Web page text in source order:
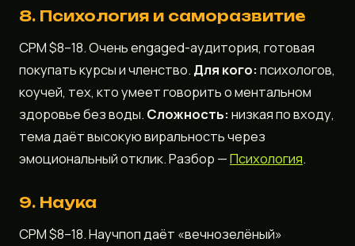
8. Психология и саморазвитие
CPM $8–18. Очень engaged-аудитория, готовая
покупать курсы и членство. Для кого:психологов,
коучей, тех, кто умеет говорить о ментальном
здоровье без воды. Сложность:низкая по входу,
тема даёт высокую виральность через
эмоциональный отклик. Разбор —Психология.
9. Наука
CPM $8–18. Научпоп даёт «вечнозелёный»